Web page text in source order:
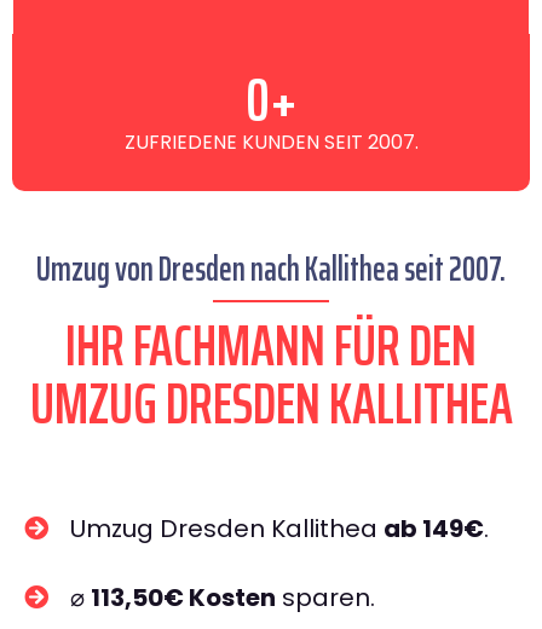
ZUFRIEDENE KUNDEN SEIT 2007.
0+
Umzug von Dresden nach Kallithea seit 2007.
IHR FACHMANN FÜR DEN
UMZUG DRESDEN KALLITHEA
Umzug Dresden Kallithea ab 149€.
⌀ 113,50€ Kosten sparen.